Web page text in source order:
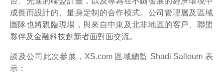
成長而設計的、量身定制的合作模式。公司管理層及區域
團隊也將親臨現場，與來自中東及北非地區的客戶、聯盟
夥伴及金融科技創新者面對面交流。
談及公司此次參展，XS.com 區域總監 Shadi Salloum 表
示：